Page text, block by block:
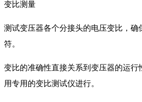
变比测量
测试变压器各个分接头的电压变比，确
符。
变比的准确性直接关系到变压器的运行
用专用的变比测试仪进行。